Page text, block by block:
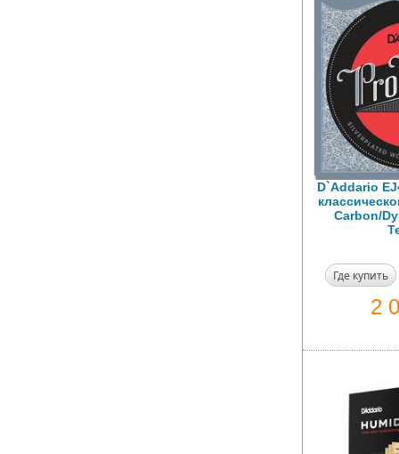
D`Addario
Carbon/
Где купить
2